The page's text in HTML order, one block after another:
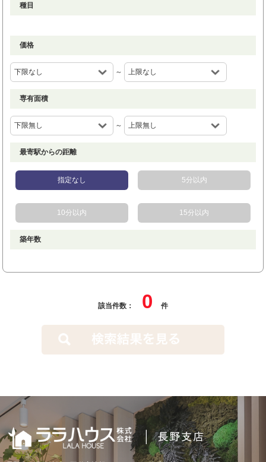
種目
価格
～
専有面積
～
最寄駅からの距離
指定なし 5分以内
10分以内 15分以内
築年数
該当件数： 0 件